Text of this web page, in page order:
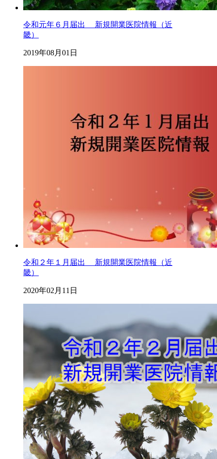
令和元年６月届出 新規開業医院情報（近
畿）
2019年08月01日
令和２年１月届出 新規開業医院情報（近
畿）
2020年02月11日